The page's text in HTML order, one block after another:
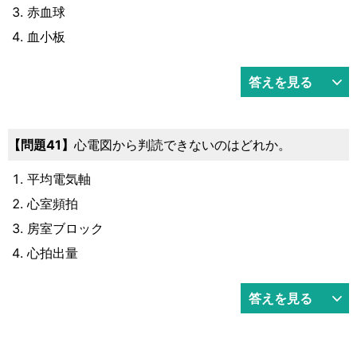
赤血球
血小板
答えを見る
41 心電図から判読できないのはどれか。
平均電気軸
心室頻拍
房室ブロック
心拍出量
答えを見る